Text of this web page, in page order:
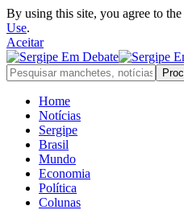
By using this site, you agree to the
Use.
Aceitar
Home
Notícias
Sergipe
Brasil
Mundo
Economia
Política
Colunas